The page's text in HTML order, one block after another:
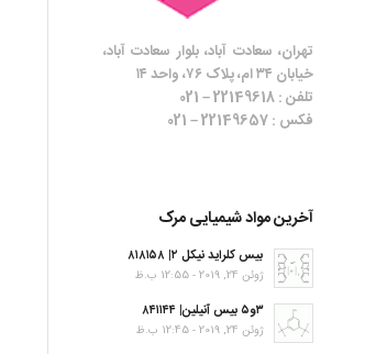
تهران، سعادت آباد، بلوار سعادت آباد،
خیابان ۳۴ ام، پلاک ۷۶، واحد ۱۴
تلفن : 22149618 – 021
فکس : 22149657 – 021
آخرین مواد شیمیایی مرک
بیس کلراید نیکل ۲| ۸۱۸۱۵۸
ژوئن 24, 2019 - 12:55 ب.ظ
۳و۵ بیس آنیلین| ۸۴۱۱۴۴
ژوئن 24, 2019 - 12:45 ب.ظ